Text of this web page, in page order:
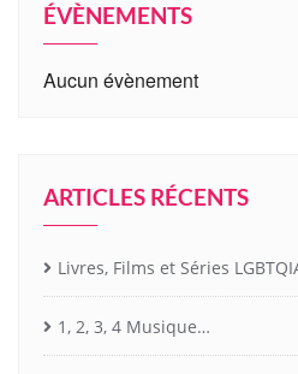
ÉVÈNEMENTS
Aucun évènement
ARTICLES RÉCENTS
Livres, Films et Séries
1, 2, 3, 4 Musique…